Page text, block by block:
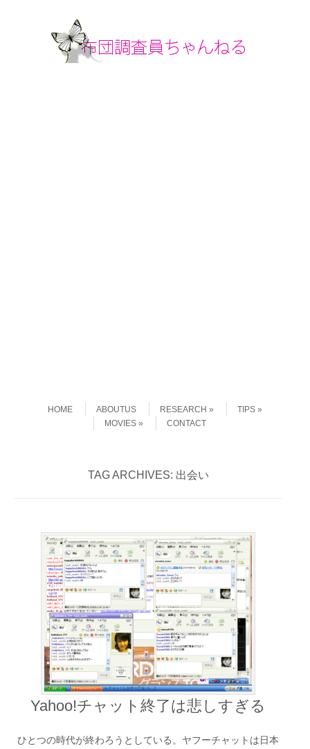
MenuHOME
ABOUTUS RESEARCH
TIPS
MOVIES
CONTACT
TAG ARCHIVES: 出会い
Yahoo!チャット終了は悲しすぎる
ひとつの時代が終わろうとしている。ヤフーチャットは日本